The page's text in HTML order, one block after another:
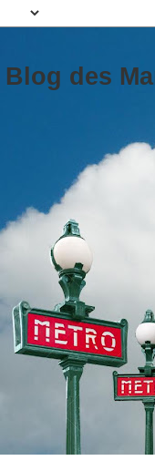
Blog des